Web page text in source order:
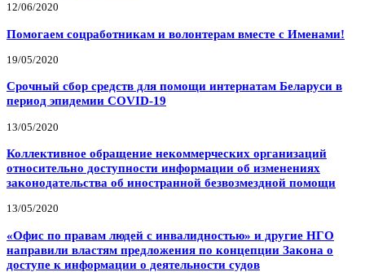
12/06/2020
Помогаем соцработникам и волонтерам вместе с Именами!
19/05/2020
Срочный сбор средств для помощи интернатам Беларуси в
период эпидемии COVID-19
13/05/2020
Коллективное обращение некоммерческих организаций
относительно доступности информации об изменениях
законодательства об иностранной безвозмездной помощи
13/05/2020
«Офис по правам людей с инвалидностью» и другие НГО
направили властям предложения по концепции Закона о
доступе к информации о деятельности судов